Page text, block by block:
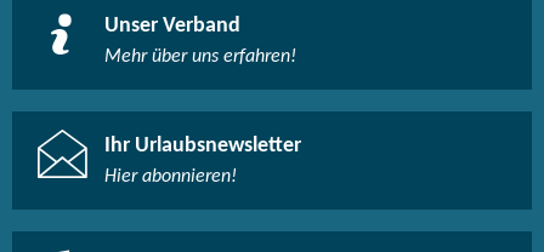
Unser Verband
Mehr über uns erfahren!
Ihr Urlaubsnewsletter
Hier abonnieren!